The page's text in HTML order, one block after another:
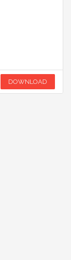
DOWNLOAD